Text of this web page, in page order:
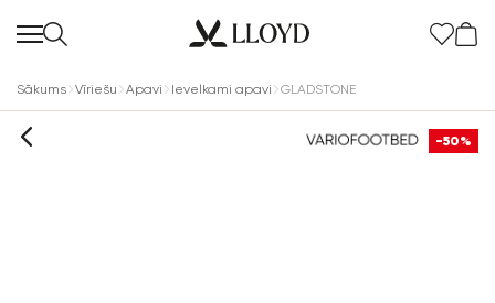
Sākums Vīriešu Apavi Ievelkami apavi GLADSTONE
-50%